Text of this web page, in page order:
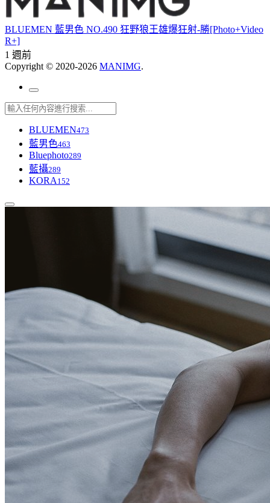
BLUEMEN 藍男色 NO.490 狂野狼王雄爆狂射-勝[Photo+Video
R+]
1 週前
Copyright © 2020-2026 MANIMG.
BLUEMEN473
藍男色463
Bluephoto289
藍攝289
KORA 152